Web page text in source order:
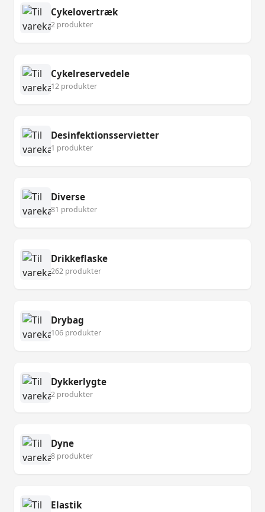
Cykelovertræk
2 produkter
Cykelreservedele
12 produkter
Desinfektionsservietter
1 produkter
Diverse
81 produkter
Drikkeflaske
262 produkter
Drybag
106 produkter
Dykkerlygte
2 produkter
Dyne
8 produkter
Elastik